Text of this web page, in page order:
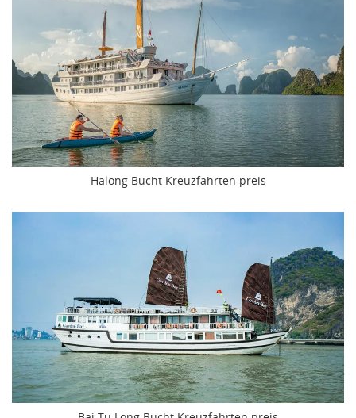
Halong Bucht Kreuzfahrten preis